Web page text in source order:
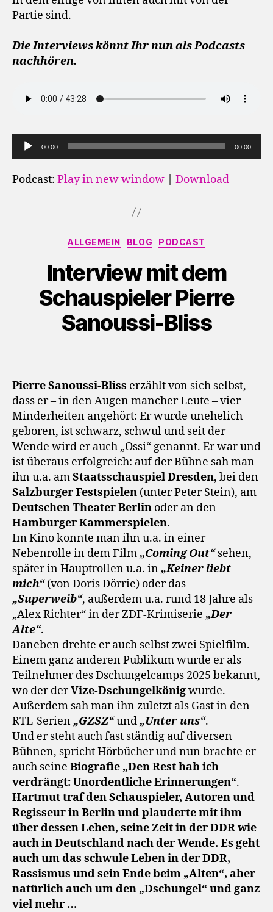
Partie sind.
Die Interviews könnt Ihr nun als Podcasts
nachhören.
u
d
00:00 00:00
Podcast: Play in new window Download
Kategorien
ALLGEMEIN BLOG PODCAST
Interview mit dem
Schauspieler Pierre
Sanoussi-Bliss
Pierre Sanoussi-Bliss erzählt von sich selbst,
dass er – in den Augen mancher Leute – vier
Minderheiten angehört: Er wurde unehelich
geboren, ist schwarz, schwul und seit der
Wende wird er auch „Ossi“ genannt. Er war und
ist überaus erfolgreich: auf der Bühne sah man
ihn u.a. amStaatsschauspiel Dresden, bei den
Salzburger Festspielen (unter Peter Stein), am
Deutschen Theater Berlin oder an den
Hamburger Kammerspielen.
Im Kino konnte man ihn u.a. in einer
Nebenrolle in dem Film „Coming Out“sehen,
später in Hauptrollen u.a. in „Keiner liebt
mich“(von Doris Dörrie) oder das
„Superweib“, außerdem u.a. rund 18 Jahre als
„Alex Richter“ in der ZDF-Krimiserie „Der
Alte“.
Daneben drehte er auch selbst zwei Spielfilm.
Einem ganz anderen Publikum wurde er als
Teilnehmer des Dschungelcamps 2025 bekannt,
wo der derVize-Dschungelkönigwurde.
Außerdem sah man ihn zuletzt als Gast in den
RTL-Serien „GZSZ“und „Unter uns“.
Und er steht auch fast ständig auf diversen
Bühnen, spricht Hörbücher und nun brachte er
auch seine Biografie „Den Rest hab ich
verdrängt: Unordentliche Erinnerungen“.
Hartmuttraf den Schauspieler, Autoren und
Regisseur in Berlin und plauderte mit ihm
über dessen Leben, seine Zeit in der DDR wie
auch in Deutschland nach der Wende. Es geht
auch um das schwule Leben in der DDR,
Rassismus und sein Ende beim „Alten“, aber
natürlich auch um den „Dschungel“ und ganz
viel mehr …